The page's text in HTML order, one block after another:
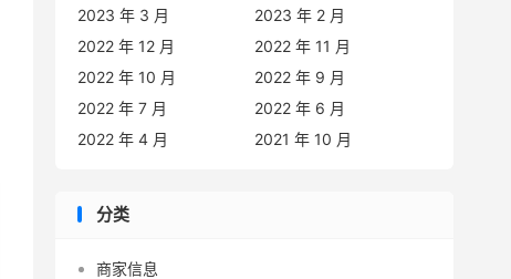
2023 年 3 月
2023 年 2 月
2022 年 12 月
2022 年 11 月
2022 年 10 月
2022 年 9 月
2022 年 7 月
2022 年 6 月
2022 年 4 月
2021 年 10 月
分类
商家信息